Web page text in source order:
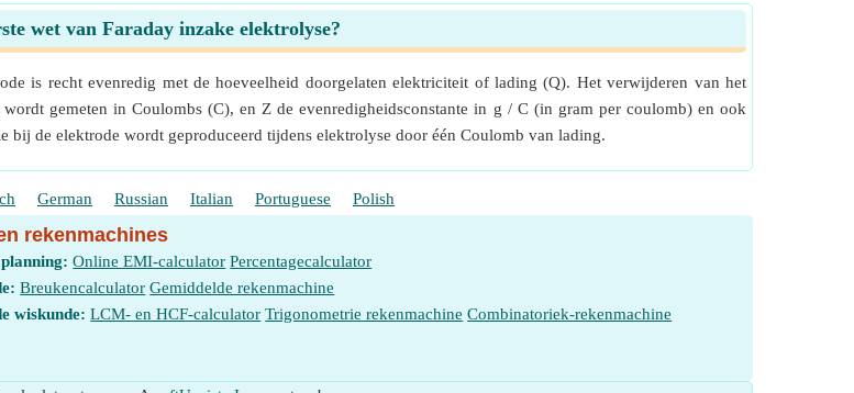
wet van Faraday inzake elektrolyse?
is recht evenredig met de hoeveelheid doorgelaten elektriciteit of lading (Q). Het verwijderen van het
gemeten in Coulombs (C), en Z de evenredigheidsconstante in g / C (in gram per coulomb) en ook
bij de elektrode wordt geproduceerd tijdens elektrolyse door één Coulomb van lading.
German Russian Italian Portuguese Polish
rekenmachines
Online EMI-calculator Percentagecalculator
Breukencalculator Gemiddelde rekenmachine
wiskunde: LCM- en HCF-calculator Trigonometrie rekenmachine Combinatoriek-rekenmachine